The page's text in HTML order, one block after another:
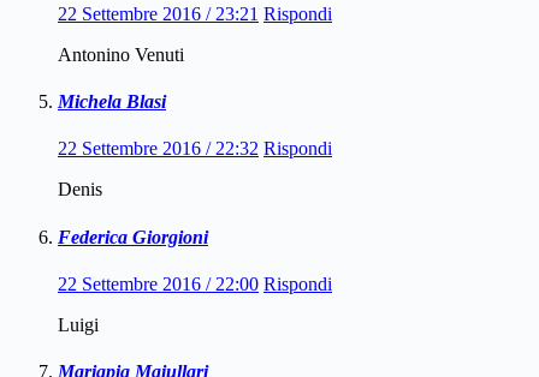
22 Settembre 2016 / 23:21 Rispondi
Antonino Venuti
Michela Blasi
22 Settembre 2016 / 22:32 Rispondi
Denis
Federica Giorgioni
22 Settembre 2016 / 22:00 Rispondi
Luigi
Mariapia Maiullari